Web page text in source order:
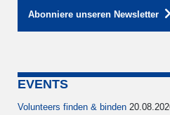
Abonniere unseren Newsletter
EVENTS
Volunteers finden & binden